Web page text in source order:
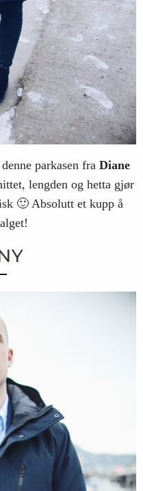
parkasen fra Diane
lengden og hetta gjør
🙂 Absolutt et kupp å